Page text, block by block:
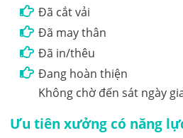
Đã cắt vải
Đã may thân
Đã in/thêu
Đang hoàn thiện
Không chờ đến sát ngày
Ưu tiên xưởng có năng